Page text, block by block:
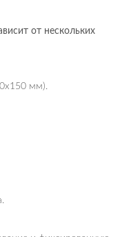
от нескольких
мм).